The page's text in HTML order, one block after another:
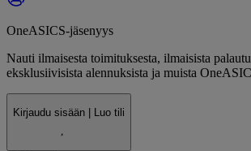
OneASICS-jäsenyys
Nauti ilmaisesta toimituksesta, ilmaisista
eksklusiivisista alennuksista ja muista
Kirjaudu sisään | Luo tili